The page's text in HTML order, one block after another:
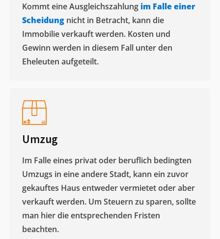
Kommt eine Ausgleichszahlung im Falle einer
Scheidung nicht in Betracht, kann die
Immobilie verkauft werden. Kosten und
Gewinn werden in diesem Fall unter den
Eheleuten aufgeteilt.​
Umzug
Im Falle eines privat oder beruflich bedingten
Umzugs in eine andere Stadt, kann ein zuvor
gekauftes Haus entweder vermietet oder aber
verkauft werden. Um Steuern zu sparen, sollte
man hier die entsprechenden Fristen
beachten.